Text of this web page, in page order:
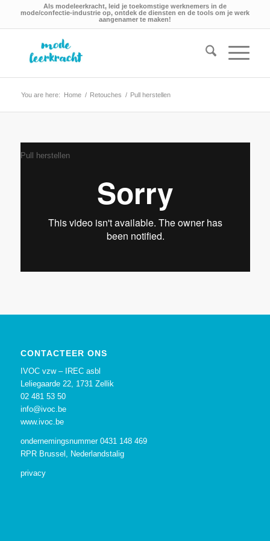
Als modeleerkracht, leid je toekomstige werknemers in de
mode/confectie-industrie op, ontdek de diensten en de tools om je werk
aangenamer te maken!
You are here: Home / Retouches / Pull herstellen
Pull herstellen
CONTACTEER ONS
IVOC vzw – IREC asbl
Leliegaarde 22, 1731 Zellik
02 481 53 50
info@ivoc.be
www.ivoc.be
ondernemingsnummer 0431 148 469
RPR Brussel, Nederlandstalig
privacy